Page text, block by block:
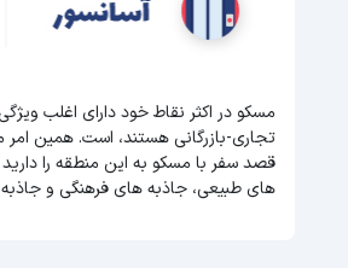
مسکو در اکثر نقاط خود دارای اغلب
تجاری-بازرگانی هستند، است. همین
قصد سفر با مسکو به این منطقه را
های طبیعی، جاذبه های فرهنگی و